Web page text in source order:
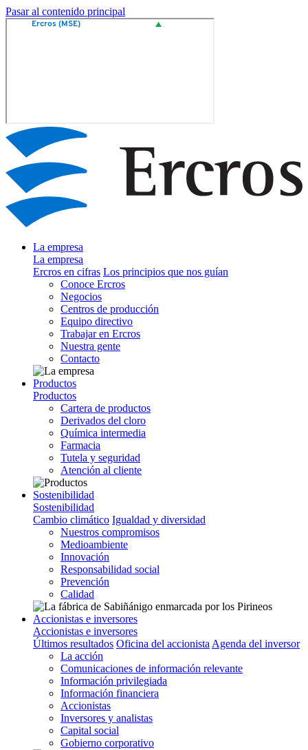
Pasar al contenido principal
La empresa
La empresa
Ercros en cifras Los principios que nos guían
Conoce Ercros
Negocios
Centros de producción
Equipo directivo
Trabajar en Ercros
Nuestra gente
Contacto
Productos
Productos
Cartera de productos
Derivados del cloro
Química intermedia
Farmacia
Tutela y seguridad
Atención al cliente
Sostenibilidad
Sostenibilidad
Cambio climático Igualdad y diversidad
Nuestros compromisos
Medioambiente
Innovación
Responsabilidad social
Prevención
Calidad
Accionistas e inversores
Accionistas e inversores
Últimos resultados Oficina del accionista Agenda del inversor
La acción
Comunicaciones de información relevante
Información privilegiada
Información financiera
Accionistas
Inversores y analistas
Capital social
Gobierno corporativo